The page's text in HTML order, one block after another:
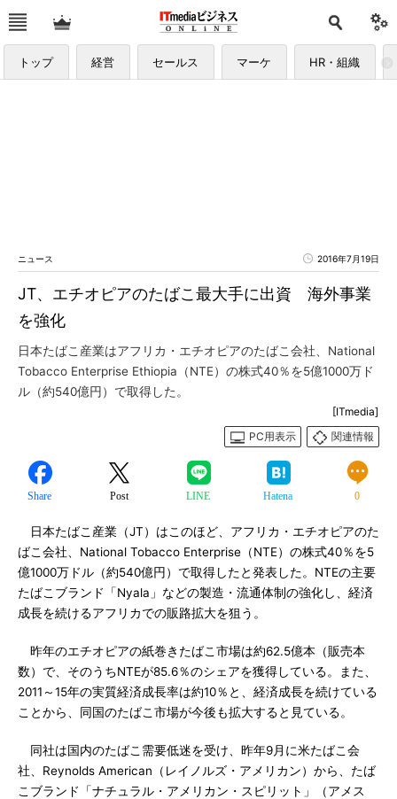
トップ 経営 セールス マーケ HR・組織
ニュース 2016年7月19日
JT、エチオピアのたばこ最大手に出資 海外事業
を強化
日本たばこ産業はアフリカ・エチオピアのたばこ会社、National
Tobacco Enterprise Ethiopia（NTE）の株式40％を5億1000万ド
ル（約540億円）で取得した。
[ITmedia]
PC用表示
関連情報
Share Post LINE Hatena 0
日本たばこ産業（JT）はこのほど、アフリカ・エチオピアのた
ばこ会社、National Tobacco Enterprise（NTE）の株式40％を5
億1000万ドル（約540億円）で取得したと発表した。NTEの主要
たばこブランド「Nyala」などの製造・流通体制の強化し、経済
成長を続けるアフリカでの販路拡大を狙う。
昨年のエチオピアの紙巻きたばこ市場は約62.5億本（販売本
数）で、そのうちNTEが85.6％のシェアを獲得している。また、
2011～15年の実質経済成長率は約10％と、経済成長を続けている
ことから、同国のたばこ市場が今後も拡大すると見ている。
同社は国内のたばこ需要低迷を受け、昨年9月に米たばこ会
社、Reynolds American（レイノルズ・アメリカン）から、たば
こブランド「ナチュラル・アメリカン・スピリット」（アメス